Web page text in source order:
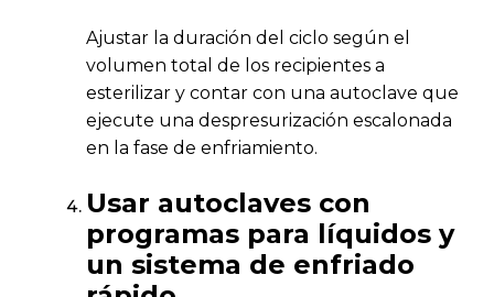
Ajustar la duración del ciclo según el
volumen total de los recipientes a
esterilizar y contar con una autoclave que
ejecute una despresurización escalonada
en la fase de enfriamiento.
Usar autoclaves con
programas para líquidos y
un sistema de enfriado